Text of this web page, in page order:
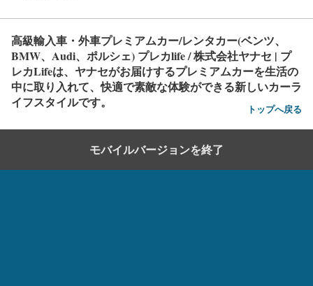
高級輸入車・外車プレミアムカー/レンタカー(ベンツ、
BMW、Audi、ポルシェ) プレカlife / 株式会社ヤナセ | プ
レカLifeは、ヤナセがお届けするプレミアムカーを生活の
中に取り入れて、快適で素敵な体験ができる新しいカーラ
イフスタイルです。
トップへ戻る
モバイルバージョンを終了